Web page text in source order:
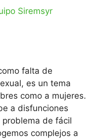
Siremsyr
falta de
es un tema
como a mujeres.
a disfunciones
de fácil
complejos a